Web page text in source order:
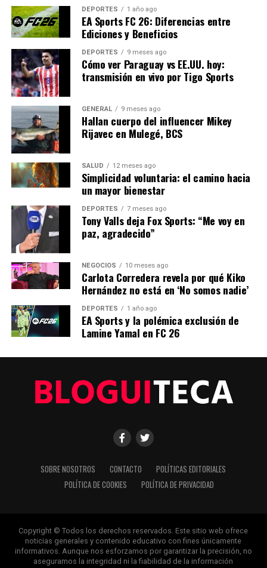
En el futuro, se anticipa que el gobierno francés
implementará más medidas para apoyar a las víctimas
de abuso, incluyendo programas de educación y
concienciación. La historia de Pelicot es un poderoso
recordatorio de que el cambio es posible y que el coraje
individual puede tener un impacto duradero en la
sociedad.
La ceremonia de entrega de la Legión de Honor a Gisèle
Pelicot no solo celebra su valentía, sino que también
subraya la importancia de continuar luchando por la
justicia y la igualdad en todos los niveles de la sociedad.
NOTICIAS RELACIONADAS:
SIGUIENTE
Infusión de jengibre y limón: el remedio natural contra
la resaca
ANTERIOR
Tadej Pogacar recupera el maillot amarillo en el Tour de
Francia
Editorial
Con años de experiencia en primera línea, buscamos los
hechos, los verificamos con rigor y contamos las historias que
la tecnología con un análisis preciso y profundo. Cuando los
titulares cambian cada minuto, puedes contar con nosotros
para abrirnos paso entre el ruido y ofrecerte claridad en
bandeja de plata.
DEPORTES 1 año ago
EA Sports FC 26: Diferencias entre
Ediciones y Beneficios
DEPORTES 9 meses ago
Cómo ver Paraguay vs EE.UU. hoy:
transmisión en vivo por Tigo Sports
GENERAL 9 meses ago
Hallan cuerpo del influencer Mikey
Rijavec en Mulegé, BCS
SALUD 12 meses ago
Simplicidad voluntaria: el camino hacia
un mayor bienestar
DEPORTES 7 meses ago
Tony Valls deja Fox Sports: “Me voy en
paz, agradecido”
NEGOCIOS 10 meses ago
Carlota Corredera revela por qué Kiko
Hernández no está en ‘No somos nadie’
DEPORTES 1 año ago
EA Sports y la polémica exclusión de
Lamine Yamal en FC 26
SOBRE NOSOTROS CONTACTO
POLÍTICAS EDITORIALES
POLÍTICA DE COOKIES
POLÍTICA DE PRIVACIDAD
Copyright © Todos los derechos reservados. Este sitio web ofrece
noticias generales y contenido educativo con fines únicamente
informativos. Aunque nos esforzamos por garantizar la precisión, no
aseguramos la integridad ni la fiabilidad de la información